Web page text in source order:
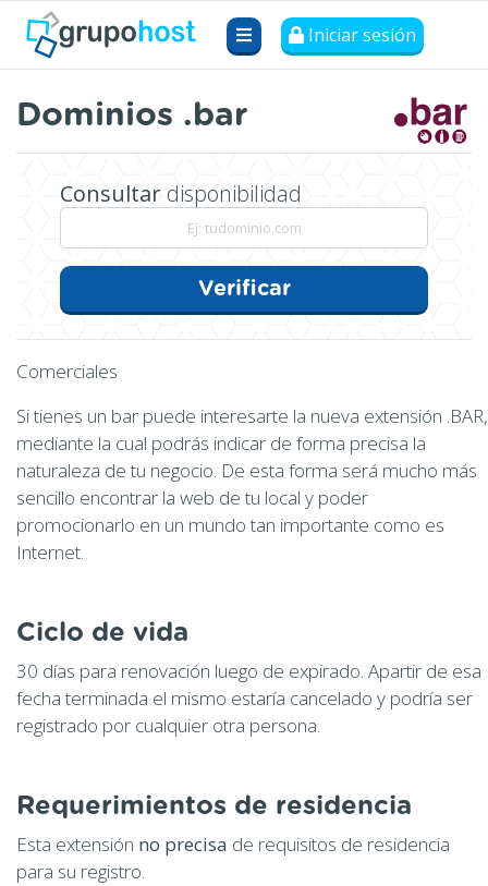
Iniciar sesión
Dominios .bar
Consultardisponibilidad
Verificar
Comerciales
Si tienes un bar puede interesarte la nueva extensión .BAR,
mediante la cual podrás indicar de forma precisa la
naturaleza de tu negocio. De esta forma será mucho más
sencillo encontrar la web de tu local y poder
promocionarlo en un mundo tan importante como es
Internet.
Ciclo de vida
30 días para renovación luego de expirado. Apartir de esa
fecha terminada el mismo estaría cancelado y podría ser
registrado por cualquier otra persona.
Requerimientos de residencia
Esta extensión no precisa de requisitos de residencia
para su registro.